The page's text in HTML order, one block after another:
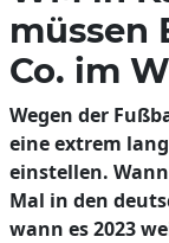
müssen
Co. im
Wegen der
eine extrem
einstellen.
Mal in den
wann es 2023